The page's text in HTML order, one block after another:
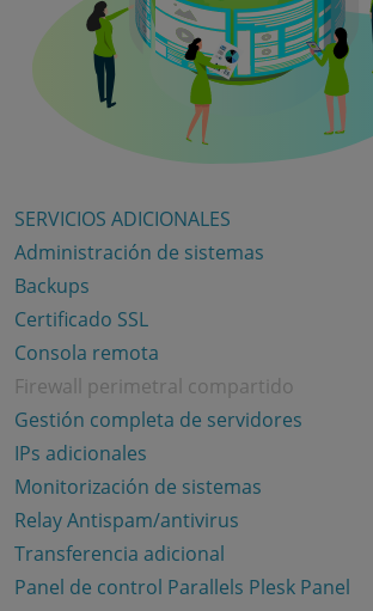
SERVICIOS ADICIONALES
Administración de sistemas
Backups
Certificado SSL
Consola remota
Firewall perimetral compartido
Gestión completa de servidores
IPs adicionales
Monitorización de sistemas
Relay Antispam/antivirus
Transferencia adicional
Panel de control Parallels Plesk Panel